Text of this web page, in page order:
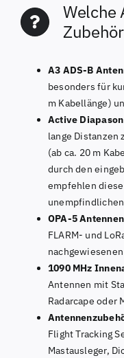
Welche
A3 ADS-B
besonders für
m Kabellänge)
Active
lange Distanzen
(ab ca. 20 m
durch den
empfehlen
OPA-5
FLARM- und
1090 MHz
Antennen mit
Radarcape oder
Flight Tracking
Mastausleger,